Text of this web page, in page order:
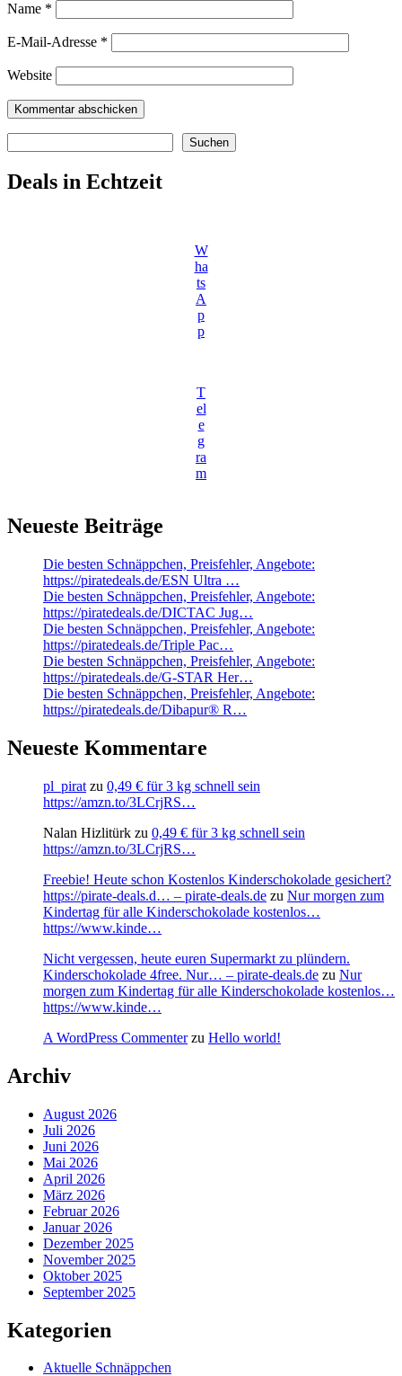
Name *
E-Mail-Adresse *
Website
Suchen
Deals in Echtzeit
W
ha
ts
A
p
p
T
el
e
g
ra
m
Neueste Beiträge
Die besten Schnäppchen, Preisfehler, Angebote:
https://piratedeals.de/ESN Ultra …
Die besten Schnäppchen, Preisfehler, Angebote:
https://piratedeals.de/DICTAC Jug…
Die besten Schnäppchen, Preisfehler, Angebote:
https://piratedeals.de/Triple Pac…
Die besten Schnäppchen, Preisfehler, Angebote:
https://piratedeals.de/G-STAR Her…
Die besten Schnäppchen, Preisfehler, Angebote:
https://piratedeals.de/Dibapur® R…
Neueste Kommentare
pl_pirat zu 0,49 € für 3 kg schnell sein
https://amzn.to/3LCrjRS…
Nalan Hizlitürk zu 0,49 € für 3 kg schnell sein
https://amzn.to/3LCrjRS…
Freebie! Heute schon Kostenlos Kinderschokolade gesichert?
https://pirate-deals.d… – pirate-deals.de zu Nur morgen zum
Kindertag für alle Kinderschokolade kostenlos…
https://www.kinde…
Nicht vergessen, heute euren Supermarkt zu plündern.
Kinderschokolade 4free. Nur… – pirate-deals.de zu Nur
morgen zum Kindertag für alle Kinderschokolade kostenlos…
https://www.kinde…
A WordPress Commenterzu Hello world!
Archiv
August 2026
Juli 2026
Juni 2026
Mai 2026
April 2026
März 2026
Februar 2026
Januar 2026
Dezember 2025
November 2025
Oktober 2025
September 2025
Kategorien
Aktuelle Schnäppchen